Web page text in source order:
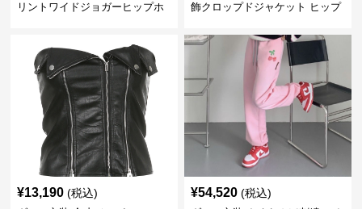
リントワイドジョガーヒップホ
飾クロップドジャケット ヒップ
¥13,190 (税込) ¥54,520 (税込)